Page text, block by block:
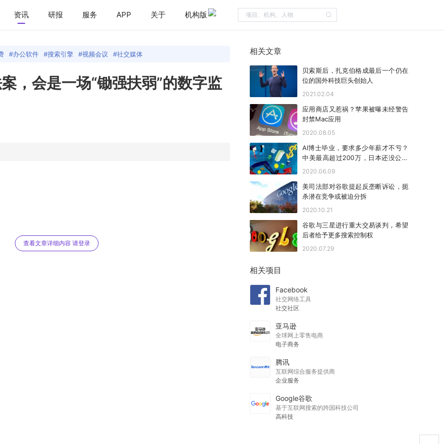
资讯 研报 服务 APP 关于 机构版
办公软件 搜索引擎 视频会议 社交媒体
，会是一场“锄强扶弱”的数字监
查看文章详细内容 请登录
相关文章
贝索斯后，扎克伯格成最后一个仍在
位的国外科技巨头创始人
2021.02.04
应用商店又惹祸？苹果被曝未经警告
封禁Mac应用
2020.08.05
AI博士毕业，要求多少年薪才不亏？
中美最高超过200万，日本还没公务
员挣得多
2020.06.09
美司法部对谷歌提起反垄断诉讼，扼
杀潜在竞争或被迫分拆
2020.10.21
谷歌与三星进行重大交易谈判，希望
后者给予更多搜索控制权
2020.07.29
相关项目
Facebook
社交网络工具
社交社区
亚马逊
全球网上零售电商
电子商务
腾讯
互联网综合服务提供商
企业服务
Google谷歌
基于互联网搜索的跨国科技公司
高科技